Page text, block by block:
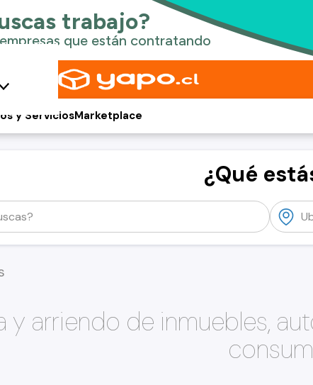
y ServiciosMarketplace
¿Qué
y arriendo de inmuebles,